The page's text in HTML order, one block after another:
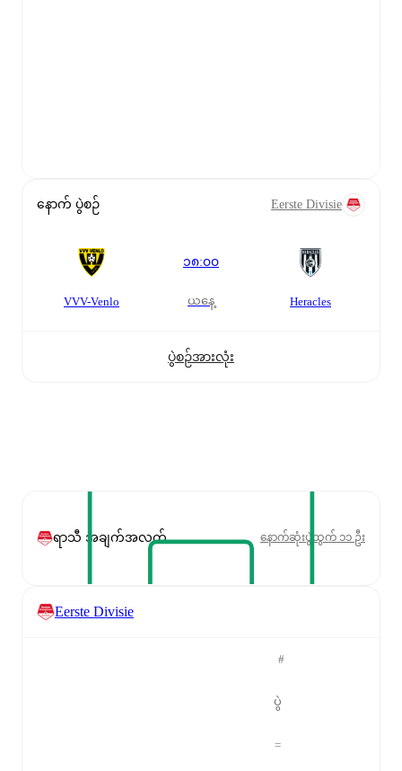
နောက် ပွဲစဉ် Eerste Divisie
VVV-Venlo
၁၈:၀၀
ယနေ့ Heracles
ပွဲစဉ်အားလုံး
ရာသီ အချက်အလက် နောက်ဆုံးပွဲထွက် ၁၁ ဦး
Eerste Divisie
#
ပွဲ
=